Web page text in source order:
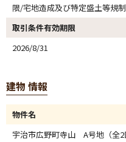
限/宅地造成及び特定盛土等規
取引条件有効期限
2026/8/31
建物 情報
物件名
宇治市広野町寺山 A号地（全2